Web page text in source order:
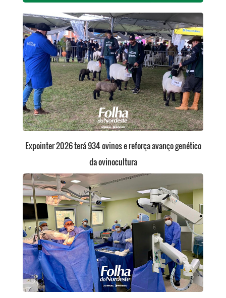
Expointer 2026 terá 934 ovinos e reforça avanço genético
da ovinocultura